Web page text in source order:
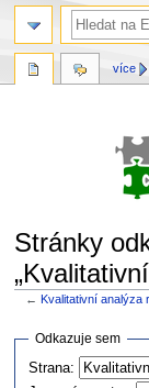
Stránky
← Kvalitativní analýza
Skočit
navigaci
Skočit
vyhledávání
Odkazuje sem
Strana:
více